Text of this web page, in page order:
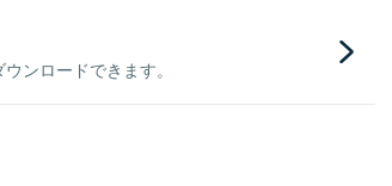
ンロードできます。